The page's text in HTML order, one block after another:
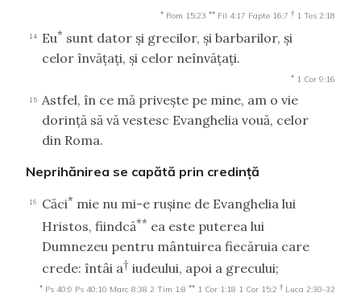
* Rom 15:23 ** Fil 4:17 Fapte 16:7 † 1 Tes 2:18
14 Eu* sunt dator şi grecilor, şi barbarilor, şi
celor învăţaţi, şi celor neînvăţaţi.
* 1 Cor 9:16
15
Astfel, în ce mă priveşte pe mine, am o vie
dorinţă să vă vestesc Evanghelia vouă, celor
din Roma.
Neprihănirea se capătă prin credinţă
16 Căci* mie nu mi-e ruşine de Evanghelia lui
Hristos, fiindcă** ea este puterea lui
Dumnezeu pentru mântuirea fiecăruia care
crede: întâi a† iudeului, apoi a grecului;
* Ps 40:9 Ps 40:10 Marc 8:38 2 Tim 1:8 ** 1 Cor 1:18 1 Cor 15:2 † Luca 2:30-32